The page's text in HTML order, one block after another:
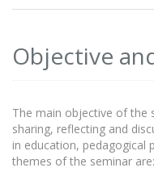
Objective
The main objective of the
sharing, reflecting and
in education, pedagogical
themes of the seminar are: